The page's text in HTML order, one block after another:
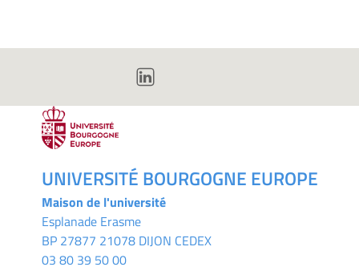
UNIVERSITÉ BOURGOGNE EUROPE
Maison de l'université
Esplanade Erasme
BP 27877 21078 DIJON CEDEX
03 80 39 50 00